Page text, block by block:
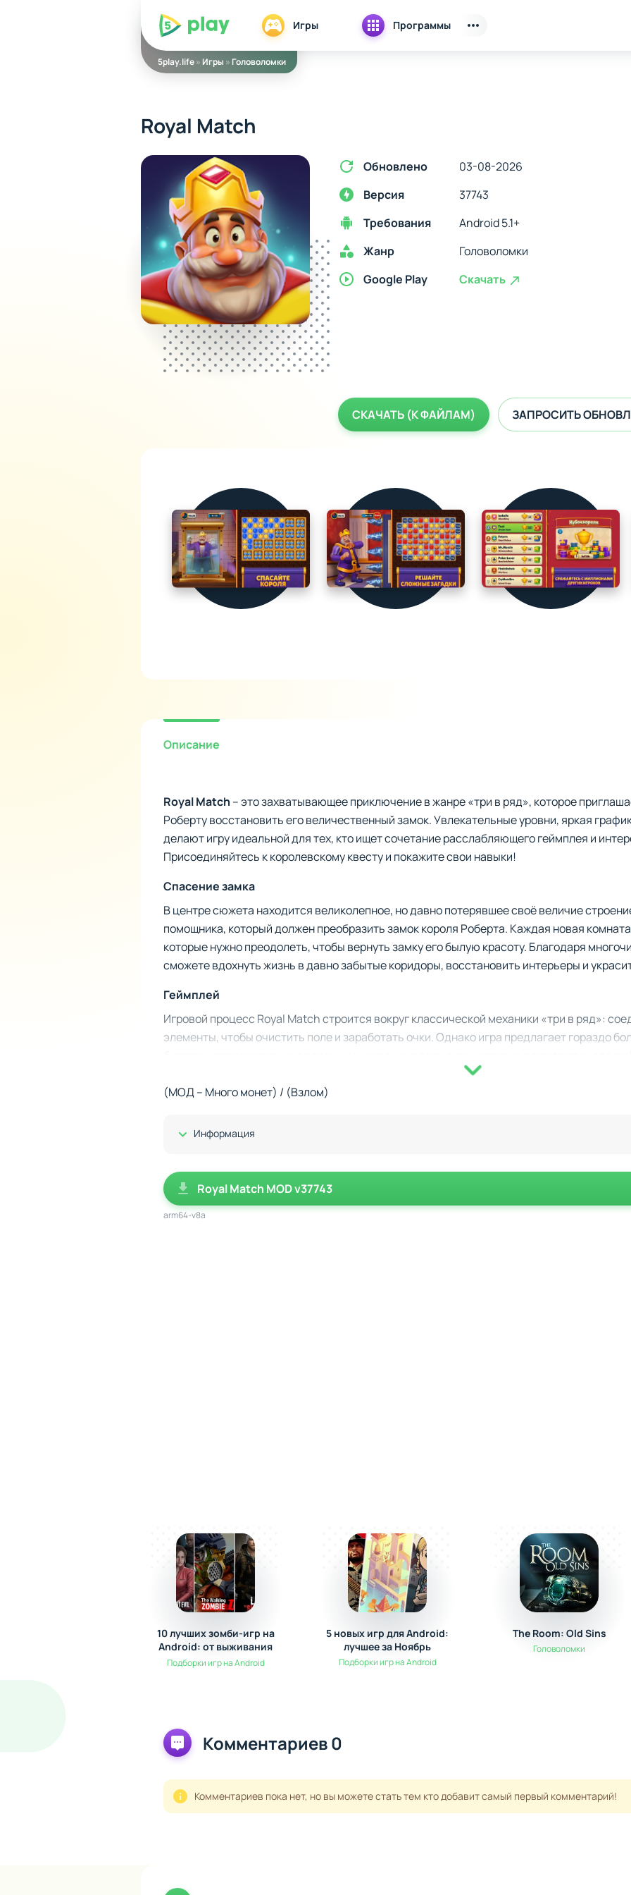
5play Игры Программы
5play.life»Игры »Головоломки
Royal Match
Обновлено
03-08-2026
Версия
37743
Требования
Android 5.1+
Жанр
Головоломки
Google Play
Скачать
СКАЧАТЬ (К ФАЙЛАМ) ЗАПРОСИТЬ
Описание
Royal Match – это захватывающее приключение в жанре «три в ряд», которое
Роберту восстановить его величественный замок. Увлекательные уровни, яркая
делают игру идеальной для тех, кто ищет сочетание расслабляющего геймплея и
Присоединяйтесь к королевскому квесту и покажите свои навыки!
Спасение замка
В центре сюжета находится великолепное, но давно потерявшее своё величие
помощника, который должен преобразить замок короля Роберта. Каждая новая
которые нужно преодолеть, чтобы вернуть замку его былую красоту. Благодаря
сможете вдохнуть жизнь в давно забытые коридоры, восстановить интерьеры и
Геймплей
Игровой процесс Royal Match строится вокруг классической механики «три в ряд»:
элементы, чтобы очистить поле и заработать очки. Однако игра предлагает гораздо
Вот основные особенности, которые делают Royal Match увлекательной:
Бустеры и комбо
замка.
Декор и стиль– выбирайте из множества вариантов дизайна, чтобы создать дом
Уникальный мир
(МОД – Много монет) / (Взлом)
Показать/Скрыть
Информация
Royal Match MOD v37743
arm64-v8a
10 лучших зомби-игр на
Android: от выживания
до экшена
Подборки игр на Android
5 новых игр для Android:
лучшее за Ноябрь
Подборки игр на Android
The Room: Old Sins
Головоломки
Комментариев 0
Комментариев пока нет, но вы можете стать тем кто добавит самый первый комментарий!